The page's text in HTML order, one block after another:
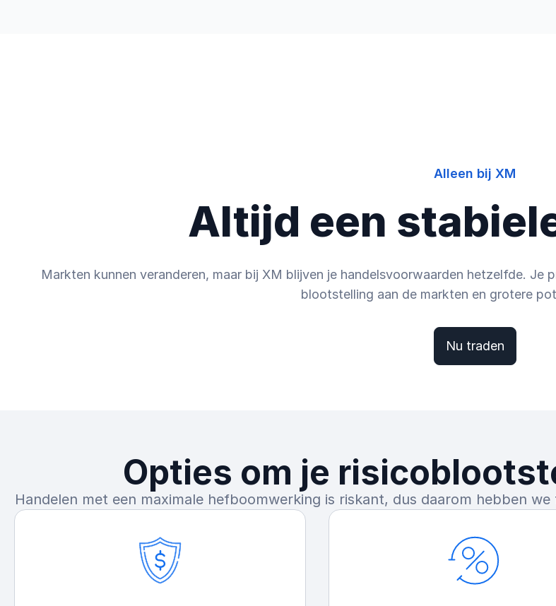
Alleen bij XM
Altijd een
Markten kunnen veranderen, maar bij XM blijven je handelsvoorwaarden hetzelfde.
blootstelling aan de markten en grotere
Nu traden
Opties om je
Handelen met een maximale hefboomwerking is riskant, dus daarom hebben